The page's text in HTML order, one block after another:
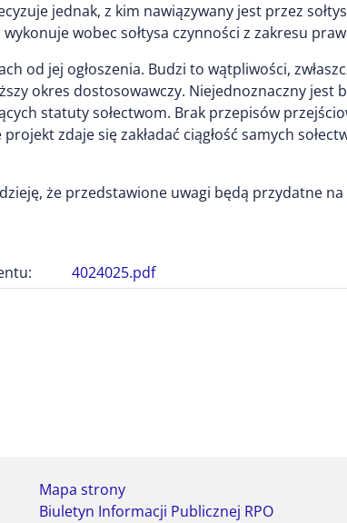
jednak, z kim nawiązywany jest przez
wobec sołtysa czynności z zakresu
od jej ogłoszenia. Budzi to wątpliwości,
okres dostosowawczy. Niejednoznaczny jest
statuty sołectwom. Brak przepisów
projekt zdaje się zakładać ciągłość samych
że przedstawione uwagi będą przydatne
4024025.pdf
Mapa strony
Biuletyn Informacji Publicznej RPO